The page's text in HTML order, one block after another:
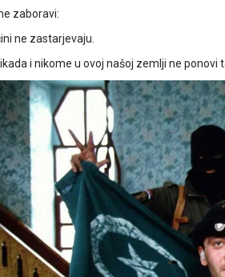
zaboravi:
ne zastarjevaju.
i nikome u ovoj našoj zemlji ne ponovi